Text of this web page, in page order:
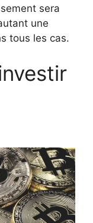
sera
une
tous les cas.